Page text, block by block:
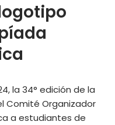
la 34° edición de la
Comité Organizador
a estudiantes de